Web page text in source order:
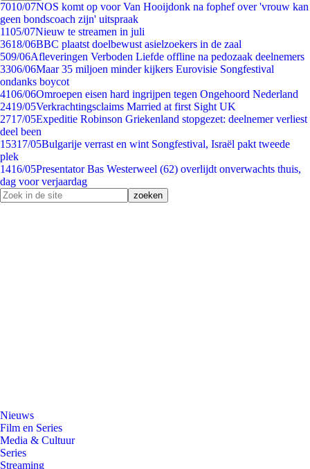
7010/07NOS komt op voor Van Hooijdonk na fophef over 'vrouw kan
geen bondscoach zijn' uitspraak
1105/07Nieuw te streamen in juli
3618/06BBC plaatst doelbewust asielzoekers in de zaal
509/06Afleveringen Verboden Liefde offline na pedozaak deelnemers
3306/06Maar 35 miljoen minder kijkers Eurovisie Songfestival
ondanks boycot
4106/06Omroepen eisen hard ingrijpen tegen Ongehoord Nederland
2419/05Verkrachtingsclaims Married at first Sight UK
2717/05Expeditie Robinson Griekenland stopgezet: deelnemer verliest
deel been
15317/05Bulgarije verrast en wint Songfestival, Israël pakt tweede
plek
1416/05Presentator Bas Westerweel (62) overlijdt onverwachts thuis,
dag voor verjaardag
Nieuws
Film en Series
Media & Cultuur
Series
Streaming